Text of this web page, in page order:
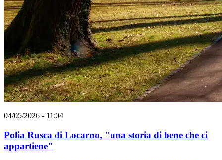
04/05/2026 - 11:04
Polia Rusca di Locarno, "una storia di bene che ci
appartiene"